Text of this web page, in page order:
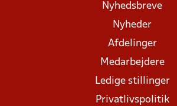
Nyhedsbreve
Nyheder
Afdelinger
Medarbejdere
Ledige stillinger
Privatlivspolitik